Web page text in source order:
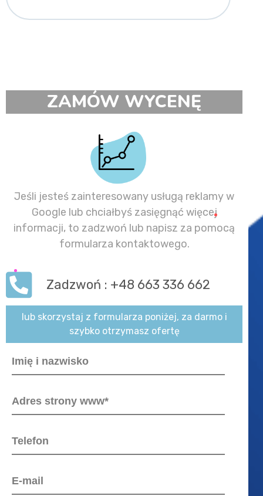
ZAMÓW WYCENĘ
Jeśli jesteś zainteresowany usługą reklamy w
Google lub chciałbyś zasięgnąć więcej
informacji, to zadzwoń lub napisz za pomocą
formularza kontaktowego.
Zadzwoń : +48 663 336 662
lub skorzystaj z formularza poniżej, za darmo i
szybko otrzymasz ofertę